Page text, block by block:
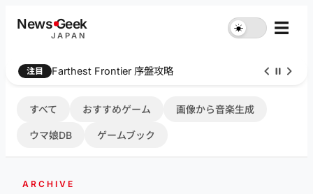
NewsGeek
JAPAN
☀︎ ☰
注目 Farthest Frontier 序盤攻略
すべて おすすめゲーム 画像から音楽生成
ウマ娘DB ゲームブック
ARCHIVE